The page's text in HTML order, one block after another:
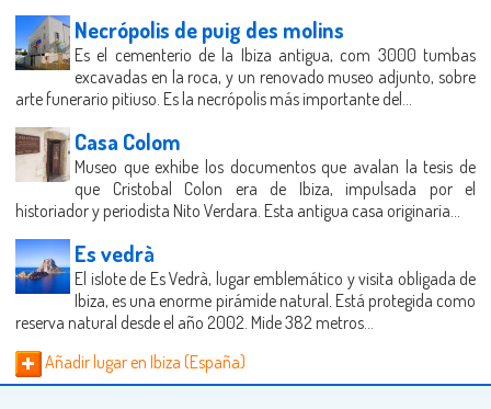
Necrópolis de puig des molins
Es el cementerio de la Ibiza antigua, com 3000 tumbas
excavadas en la roca, y un renovado museo adjunto, sobre
arte funerario pitiuso. Es la necrópolis más importante del...
Casa Colom
Museo que exhibe los documentos que avalan la tesis de
que Cristobal Colon era de Ibiza, impulsada por el
historiador y periodista Nito Verdara. Esta antigua casa originaria...
Es vedrà
El islote de Es Vedrà, lugar emblemático y visita obligada de
Ibiza, es una enorme pirámide natural. Está protegida como
reserva natural desde el año 2002. Mide 382 metros...
Añadir lugar en Ibiza (España)